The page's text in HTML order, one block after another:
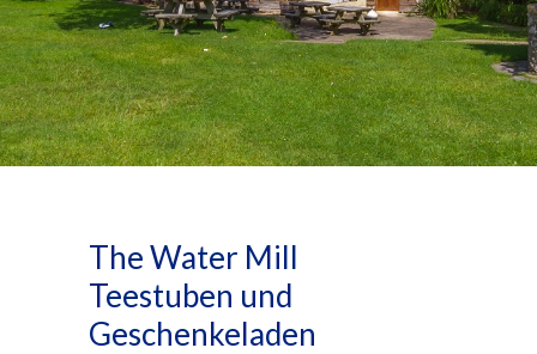
The Water Mill
Teestuben und
Geschenkeladen